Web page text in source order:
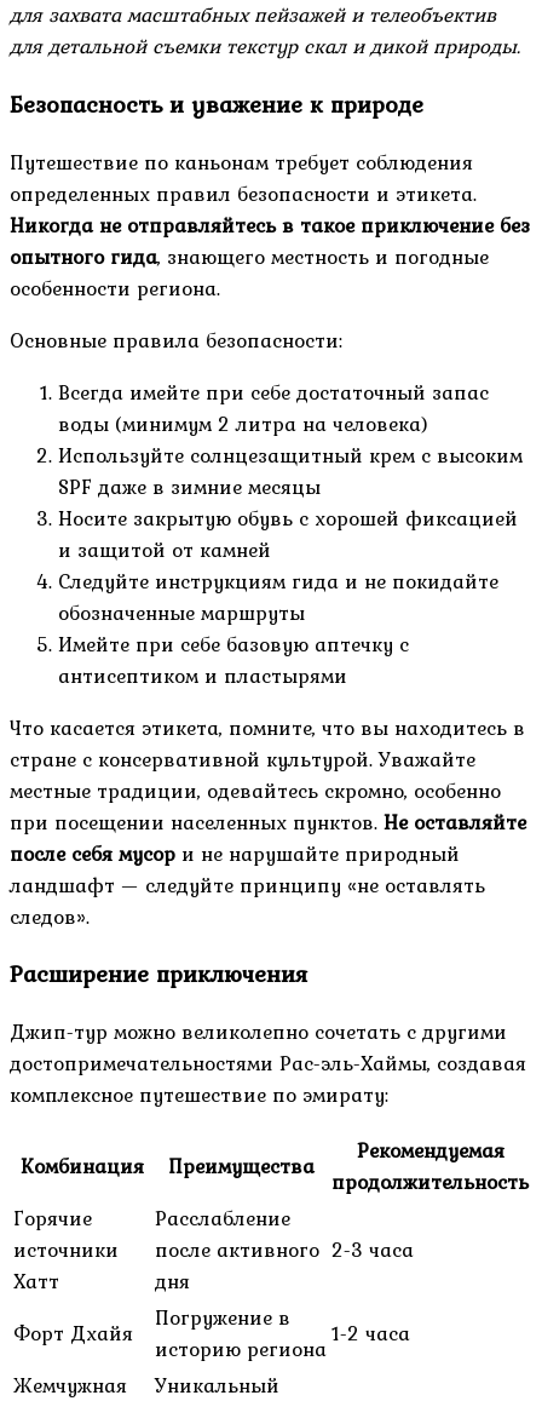
для захвата масштабных пейзажей и телеобъектив
для детальной съемки текстур скал и дикой природы.
Безопасность и уважение к природе
Путешествие по каньонам требует соблюдения
определенных правил безопасности и этикета.
Никогда не отправляйтесь в такое приключение без
опытного гида, знающего местность и погодные
особенности региона.
Основные правила безопасности:
Всегда имейте при себе достаточный запас
воды (минимум 2 литра на человека)
Используйте солнцезащитный крем с высоким
SPF даже в зимние месяцы
Носите закрытую обувь с хорошей фиксацией
и защитой от камней
Следуйте инструкциям гида и не покидайте
обозначенные маршруты
Имейте при себе базовую аптечку с
антисептиком и пластырями
Что касается этикета, помните, что вы находитесь в
стране с консервативной культурой. Уважайте
местные традиции, одевайтесь скромно, особенно
при посещении населенных пунктов.Не оставляйте
после себя мусор и не нарушайте природный
ландшафт — следуйте принципу «не оставлять
следов».
Расширение приключения
Джип-тур можно великолепно сочетать с другими
достопримечательностями Рас-эль-Хаймы, создавая
комплексное путешествие по эмирату:
Комбинация Преимущества
Рекомендуемая
продолжительность
Горячие
источники
Хатт
Расслабление
после активного
дня
2-3 часа
Форт Дхайя
Погружение в
историю региона1-2 часа
Жемчужная
Уникальный